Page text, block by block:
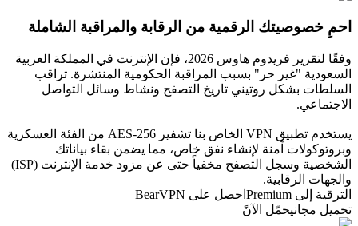
احمِ خصوصيتك الرقمية من الرقابة والمراقبة الشاملة
وفقًا لتقرير فريدوم هاوس 2026، فإن الإنترنت في المملكة العربية
السعودية "غير حر" بسبب المراقبة الحكومية المنتشرة. تراقب
السلطات بشكل روتيني تاريخ التصفح ونشاط وسائل التواصل
الاجتماعي.
يستخدم تطبيق VPN الخاص بنا تشفير AES-256 من الفئة العسكرية
وبروتوكولات آمنة لإنشاء نفق خاص، مما يضمن بقاء بياناتك
الشخصية وسجل التصفح مخفياً حتى عن مزود خدمة الإنترنت (ISP)
والجهات الرقابية.
الترقية إلى Premium
احصل على BearVPN
تحميل مجانيحمّل الآنً